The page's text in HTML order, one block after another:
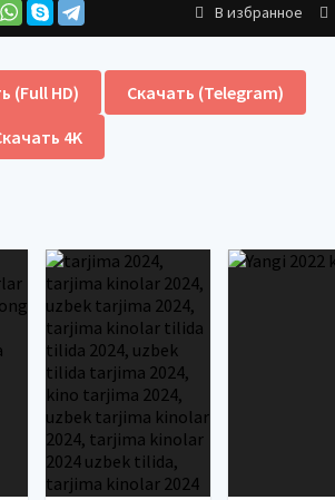
В избранное
(Full HD)
Скачать (Telegram)
4K